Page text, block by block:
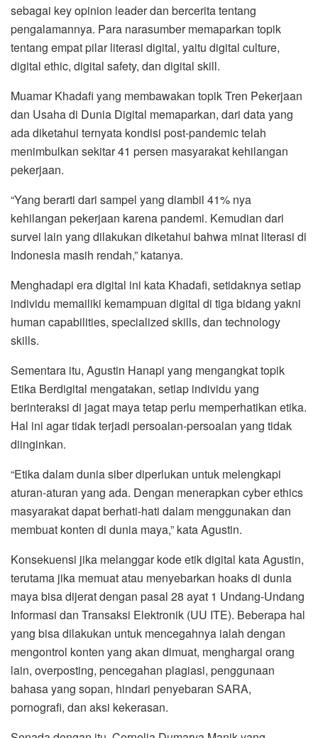
sebagai key opinion leader dan bercerita tentang
pengalamannya. Para narasumber memaparkan topik
tentang empat pilar literasi digital, yaitu digital culture,
digital ethic, digital safety, dan digital skill.
Muamar Khadafi yang membawakan topik Tren Pekerjaan
dan Usaha di Dunia Digital memaparkan, dari data yang
ada diketahui ternyata kondisi post-pandemic telah
menimbulkan sekitar 41 persen masyarakat kehilangan
pekerjaan.
“Yang berarti dari sampel yang diambil 41% nya
kehilangan pekerjaan karena pandemi. Kemudian dari
survei lain yang dilakukan diketahui bahwa minat literasi di
Indonesia masih rendah,” katanya.
Menghadapi era digital ini kata Khadafi, setidaknya setiap
individu memailiki kemampuan digital di tiga bidang yakni
human capabilities, specialized skills, dan technology
skills.
Sementara itu, Agustin Hanapi yang mengangkat topik
Etika Berdigital mengatakan, setiap individu yang
berinteraksi di jagat maya tetap perlu memperhatikan etika.
Hal ini agar tidak terjadi persoalan-persoalan yang tidak
diinginkan.
“Etika dalam dunia siber diperlukan untuk melengkapi
aturan-aturan yang ada. Dengan menerapkan cyber ethics
masyarakat dapat berhati-hati dalam menggunakan dan
membuat konten di dunia maya,” kata Agustin.
Konsekuensi jika melanggar kode etik digital kata Agustin,
terutama jika memuat atau menyebarkan hoaks di dunia
maya bisa dijerat dengan pasal 28 ayat 1 Undang-Undang
Informasi dan Transaksi Elektronik (UU ITE). Beberapa hal
yang bisa dilakukan untuk mencegahnya ialah dengan
mengontrol konten yang akan dimuat, menghargai orang
lain, overposting, pencegahan plagiasi, penggunaan
bahasa yang sopan, hindari penyebaran SARA,
pornografi, dan aksi kekerasan.